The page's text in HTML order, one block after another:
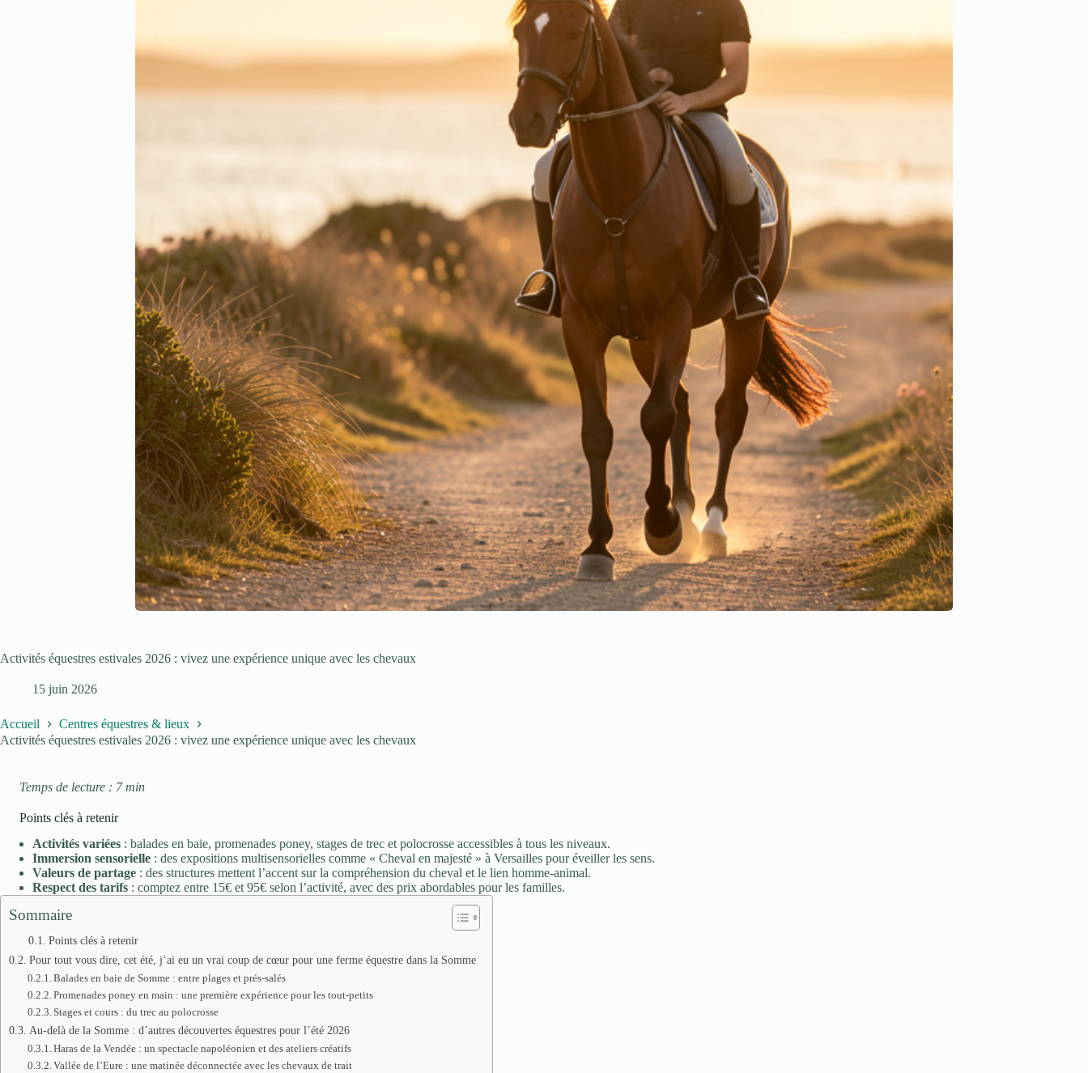
Activités équestres estivales 2026 : vivez une expérience unique avec les chevaux
15 juin 2026
Accueil
Centres équestres & lieux
Activités équestres estivales 2026 : vivez une expérience unique avec les chevaux
Temps de lecture : 7 min
Points clés à retenir
Activités variées : balades en baie, promenades poney, stages de trec et polocrosse accessibles à tous les niveaux.
Immersion sensorielle : des expositions multisensorielles comme « Cheval en majesté » à Versailles pour éveiller les sens.
Valeurs de partage : des structures mettent l’accent sur la compréhension du cheval et le lien homme-animal.
Respect des tarifs : comptez entre 15€ et 95€ selon l’activité, avec des prix abordables pour les familles.
Sommaire
Points clés à retenir
Pour tout vous dire, cet été, j’ai eu un vrai coup de cœur pour une ferme équestre dans la Somme
Balades en baie de Somme : entre plages et prés-salés
Promenades poney en main : une première expérience pour les tout-petits
Stages et cours : du trec au polocrosse
Au-delà de la Somme : d’autres découvertes équestres pour l’été 2026
Haras de la Vendée : un spectacle napoléonien et des ateliers créatifs
Vallée de l’Eure : une matinée déconnectée avec les chevaux de trait